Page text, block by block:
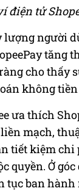
điện tử
lượng người
tăng
cho thấy
không tiền
ưa thích
mạch,
tiết kiệm chi
quyền. Ở
tục ban